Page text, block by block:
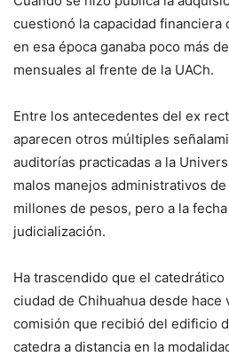
cuestionó la capacidad financiera
en esa época ganaba poco más
mensuales al frente de la UACh.
Entre los antecedentes del ex
aparecen otros múltiples
auditorías practicadas a la
malos manejos administrativos
millones de pesos, pero a la
judicialización.
Ha trascendido que el
ciudad de Chihuahua desde hace
comisión que recibió del edificio
catedra a distancia en la